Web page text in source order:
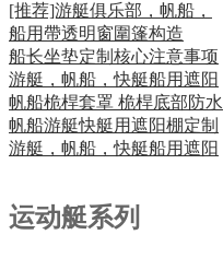
[推荐]游艇俱乐部，帆船，
船用帶透明窗圍篷构造
船长坐垫定制核心注意事项
游艇，帆船，快艇船用遮阳
帆船桅桿套罩 桅桿底部防水
帆船游艇快艇用遮阳棚定制
游艇，帆船，快艇船用遮阳
运动艇系列